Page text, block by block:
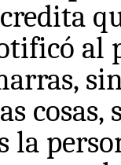
al
la